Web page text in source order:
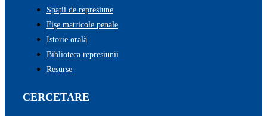
Spații de represiune
Fișe matricole penale
Istorie orală
Biblioteca represiunii
Resurse
CERCETARE